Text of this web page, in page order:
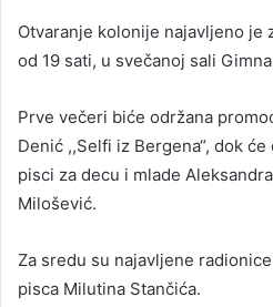
Otvaranje kolonije najavljeno je
od 19 sati, u svečanoj sali
Prve večeri biće održana
Denić ,,Selfi iz Bergena“, dok
pisci za decu i mlade
Milošević.
Za sredu su najavljene
pisca Milutina Stančića.